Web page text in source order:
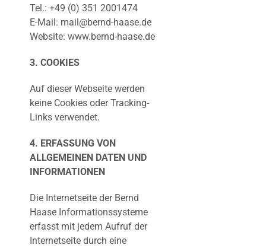
Tel.: +49 (0) 351 2001474
E-Mail: mail@bernd-haase.de
Website: www.bernd-haase.de
3. COOKIES
Auf dieser Webseite werden
keine Cookies oder Tracking-
Links verwendet.
4. ERFASSUNG VON
ALLGEMEINEN DATEN UND
INFORMATIONEN
Die Internetseite der Bernd
Haase Informationssysteme
erfasst mit jedem Aufruf der
Internetseite durch eine